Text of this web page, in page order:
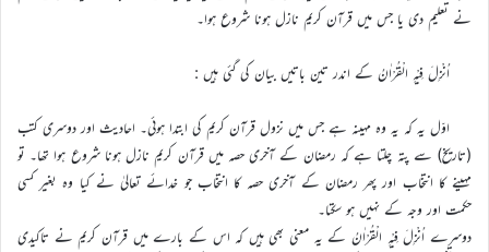
نے تعلیم دی یا جس میں قرآن کریم نازل ہونا شروع ہوا۔
اُنْزِلَ فِیْہِ الْقُرْاٰنُ کے اندر تین باتیں بیان کی گئی ہیں :
اوّل یہ کہ یہ وہ مہینہ ہے جس میں نزول قرآن کریم کی ابتدا ہوئی۔ احادیث اور دوسری کتب
(تاریخ) سے پتہ چلتا ہے کہ رمضان کے آخری حصہ میں قرآن کریم نازل ہونا شروع ہوا تھا۔ تو
مہینے کا انتخاب اور پھر رمضان کے آخری حصہ کا انتخاب جو خدائے تعالیٰ نے کیا وہ بغیر کسی
حکمت اور وجہ کے نہیں ہو سکتا۔
دوسرے اُنْزِلَ فِیْہِ الْقُرْاٰنُ کے یہ معنی بھی ہیں کہ اس کے بارے میں قرآن کریم نے تاکیدی